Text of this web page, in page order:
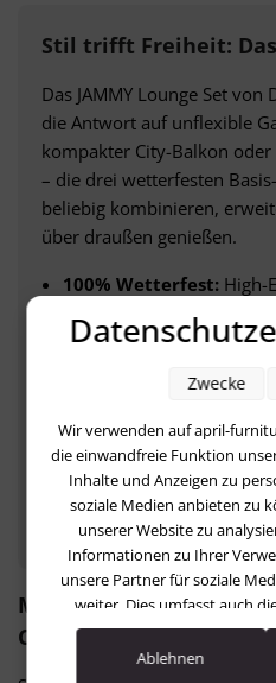
Stil trifft Freiheit: Das
Das JAMMY Lounge Set
die Antwort auf unflexible
kompakter City-Balkon
– die drei wetterfesten
beliebig kombinieren,
über draußen genießen.
100% Wetterfest: High-
und Schnee trotzt.
10-Personen-Lounge.
Individuelles Design:
in 12 Trendfarben.
Premium-Qualität:
Modulares Designer
Chillen
Wir verwenden auf april-
die einwandfreie Funktion
Inhalte und Anzeigen zu
soziale Medien anbieten zu
unserer Website zu
Informationen zu Ihrer
unsere Partner für soziale
weiter. Dies umfasst auch
Nutzungsprofile. Unsere
Company Facebook Google
Zwecke
Ablehnen